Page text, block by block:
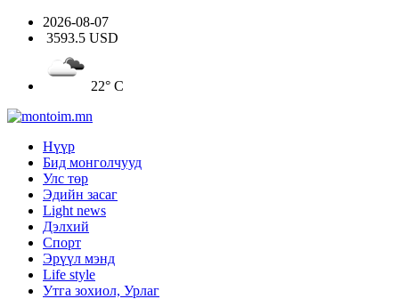
2026-08-07
3593.5 USD
22° C
Нүүр
Бид монголчууд
Улс төр
Эдийн засаг
Light news
Дэлхий
Спорт
Эрүүл мэнд
Life style
Утга зохиол, Урлаг